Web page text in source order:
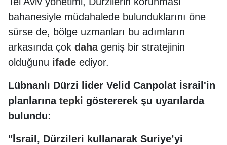
bahanesiyle müdahalede bulunduklarını öne
sürse de, bölge uzmanları bu adımların
arkasında çok dahageniş bir stratejinin
olduğunu ifade ediyor.
Lübnanlı Dürzi lider Velid Canpolat İsrail'in
planlarına tepki göstererek şu uyarılarda
bulundu:
"İsrail, Dürzileri kullanarak Suriye’yi